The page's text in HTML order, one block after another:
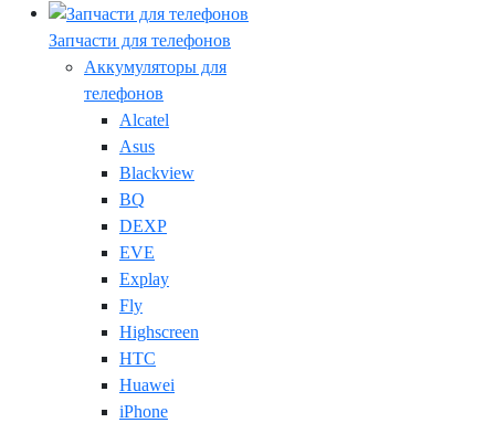
Запчасти для телефонов
Аккумуляторы для
телефонов
Alcatel
Asus
Blackview
BQ
DEXP
EVE
Explay
Fly
Highscreen
HTC
Huawei
iPhone